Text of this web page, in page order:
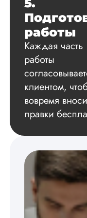
5.
работы
Каждая часть
работы
клиентом,
вовремя
правки